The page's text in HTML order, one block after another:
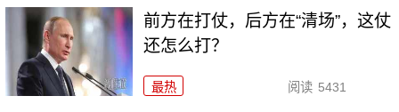
前方在打仗，后方在“清场”，这仗
还怎么打？
最热 阅读 5431